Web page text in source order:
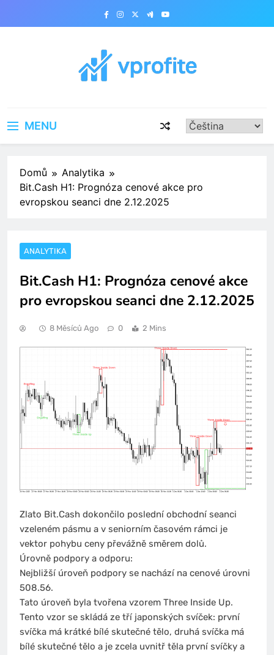
MENU
Domů
Analytika
Bit.Cash H1: Prognóza cenové akce pro
evropskou seanci dne 2.12.2025
ANALYTIKA
Bit.Cash H1: Prognóza cenové akce
pro evropskou seanci dne 2.12.2025
8 Měsíců Ago 0 2 Mins
Zlato Bit.Cash dokončilo poslední obchodní seanci
vzeleném pásmu a v seniorním časovém rámci je
vektor pohybu ceny převážně směrem dolů.
Úrovně podpory a odporu:
Nejbližší úroveň podpory se nachází na cenové úrovni
508.56.
Tato úroveň byla tvořena vzorem Three Inside Up.
Tento vzor se skládá ze tří japonských svíček: první
svíčka má krátké bílé skutečné tělo, druhá svíčka má
bílé skutečné tělo a je zcela uvnitř těla první svíčky a